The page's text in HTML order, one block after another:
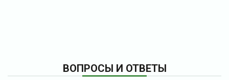
ВОПРОСЫ И ОТВЕТЫ